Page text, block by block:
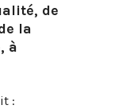
de
la
à
: